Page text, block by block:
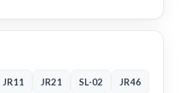
JR11 JR21 SL-02 JR46